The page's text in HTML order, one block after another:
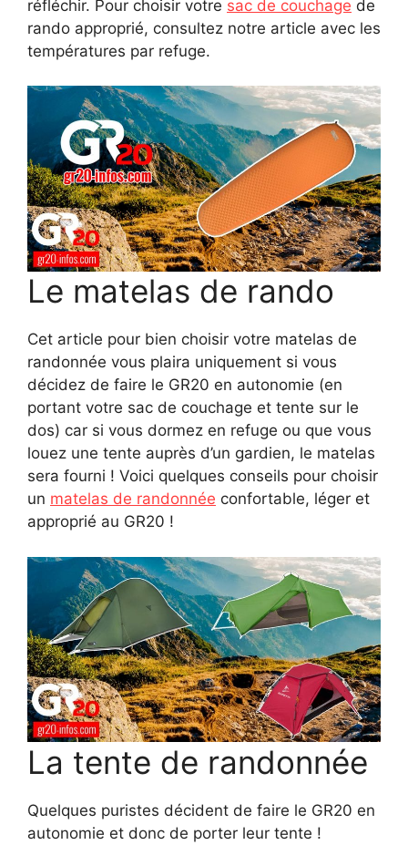
réfléchir. Pour choisir votre sac de couchage de
rando approprié, consultez notre article avec les
températures par refuge.
Le matelas de rando
Cet article pour bien choisir votre matelas de
randonnée vous plaira uniquement si vous
décidez de faire le GR20 en autonomie (en
portant votre sac de couchage et tente sur le
dos) car si vous dormez en refuge ou que vous
louez une tente auprès d’un gardien, le matelas
sera fourni ! Voici quelques conseils pour choisir
un matelas de randonnée confortable, léger et
approprié au GR20 !
La tente de randonnée
Quelques puristes décident de faire le GR20 en
autonomie et donc de porter leur tente !